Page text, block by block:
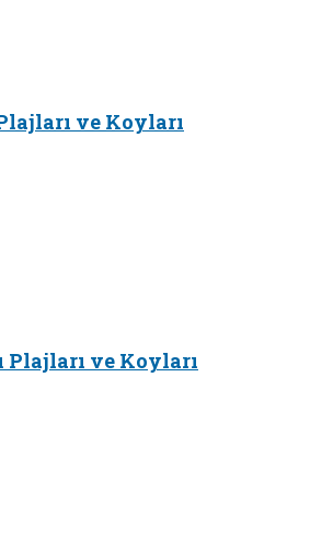
ve Koyları
Plajları ve Koyları